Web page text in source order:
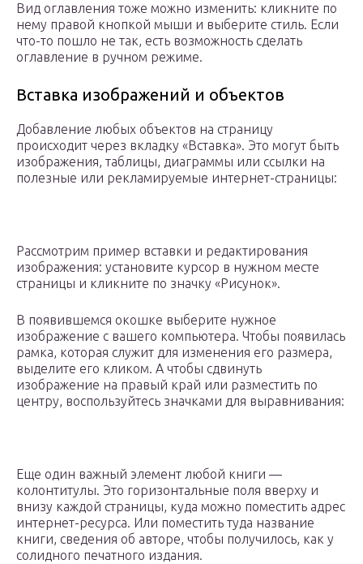
Вид оглавления тоже можно изменить: кликните по
нему правой кнопкой мыши и выберите стиль. Если
что-то пошло не так, есть возможность сделать
оглавление в ручном режиме.
Вставка изображений и объектов
Добавление любых объектов на страницу
происходит через вкладку «Вставка». Это могут быть
изображения, таблицы, диаграммы или ссылки на
полезные или рекламируемые интернет-страницы:
Рассмотрим пример вставки и редактирования
изображения: установите курсор в нужном месте
страницы и кликните по значку «Рисунок».
В появившемся окошке выберите нужное
изображение с вашего компьютера. Чтобы появилась
рамка, которая служит для изменения его размера,
выделите его кликом. А чтобы сдвинуть
изображение на правый край или разместить по
центру, воспользуйтесь значками для выравнивания:
Еще один важный элемент любой книги —
колонтитулы. Это горизонтальные поля вверху и
внизу каждой страницы, куда можно поместить адрес
интернет-ресурса. Или поместить туда название
книги, сведения об авторе, чтобы получилось, как у
солидного печатного издания.